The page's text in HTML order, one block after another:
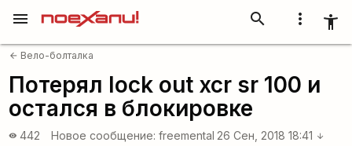
more_vert accessibility_new
search
menu
arrow_back Вело-болталка
Потерял lock out xcr sr 100 и
остался в блокировке
visibility 442 Новое сообщение: freemental 26 Сен, 2018 18:41 arrow_downward